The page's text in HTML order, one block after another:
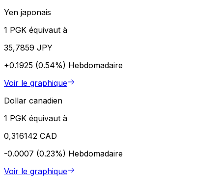
Yen japonais
1 PGK équivaut à
35,7859 JPY
+0.1925 (0.54%) Hebdomadaire
Voir le graphique
Dollar canadien
1 PGK équivaut à
0,316142 CAD
-0.0007 (0.23%) Hebdomadaire
Voir le graphique